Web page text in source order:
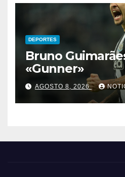
DEPORTES
Bruno
«Gunner»
AGOSTO 8, 2026